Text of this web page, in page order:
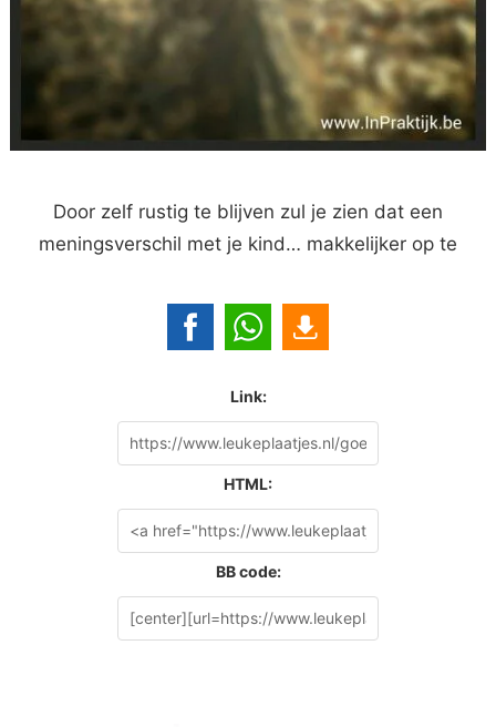
Door zelf rustig te blijven zul je zien dat een
meningsverschil met je kind… makkelijker op te
Link:
HTML:
BB code: